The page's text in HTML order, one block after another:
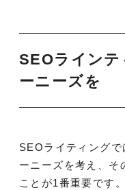
SEOラインテ
ーニーズを
SEOライティング
ーニーズを考え、そ
ことが1番重要です。